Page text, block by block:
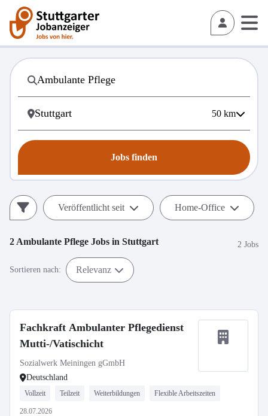
50 km
Jobs finden
Veröffentlicht seit Home-Office
2 Ambulante Pflege Jobs in Stuttgart 2 Jobs
Sortieren nach: Relevanz
Fachkraft Ambulanter Pflegedienst
Mutti-/Vatischicht
Sozialwerk Meiningen gGmbH
Deutschland
Vollzeit Teilzeit Weiterbildungen Flexible Arbeitszeiten
28.07.2026